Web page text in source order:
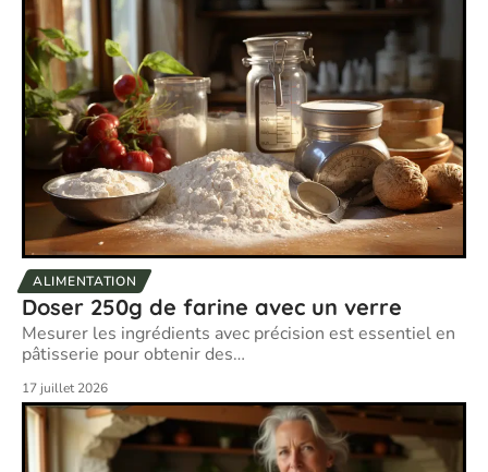
ALIMENTATION
Doser 250g de farine avec un verre
Mesurer les ingrédients avec précision est essentiel en
pâtisserie pour obtenir des…
17 juillet 2026